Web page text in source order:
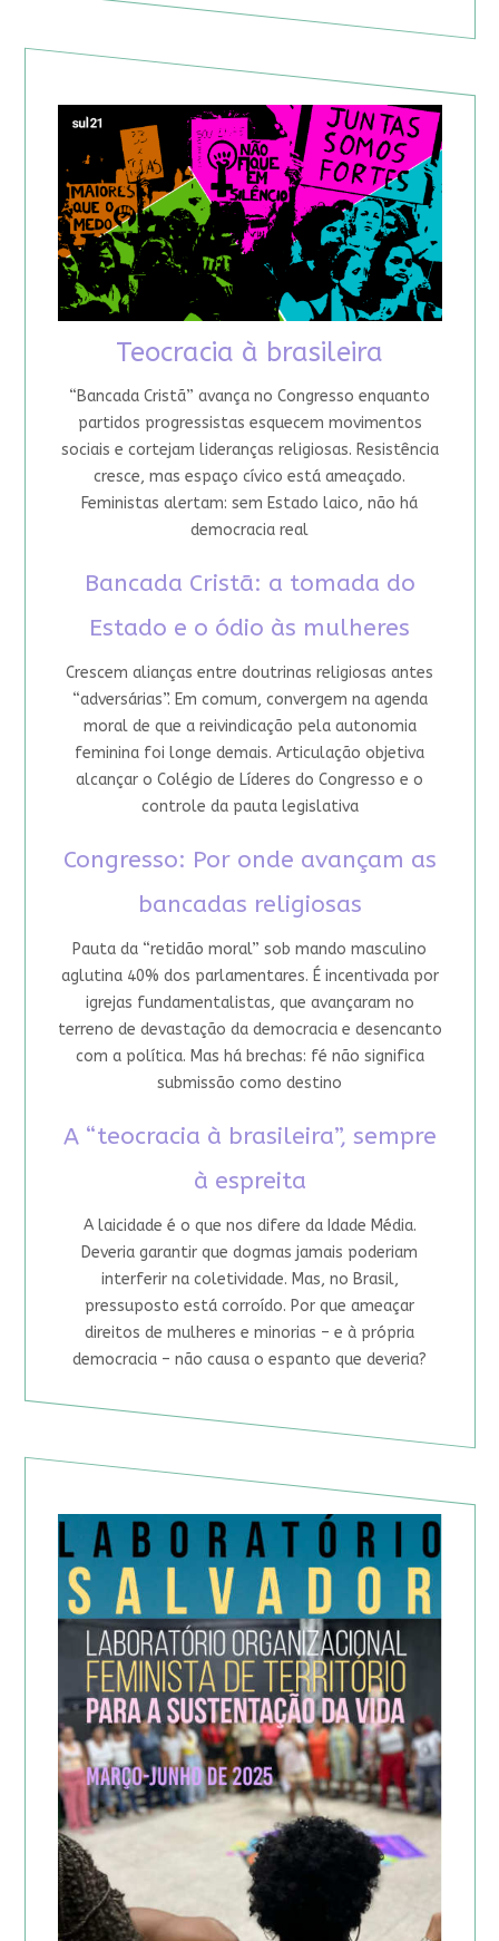
Teocracia à brasileira
“Bancada Cristã” avança no Congresso enquanto
partidos progressistas esquecem movimentos
sociais e cortejam lideranças religiosas. Resistência
cresce, mas espaço cívico está ameaçado.
Feministas alertam: sem Estado laico, não há
democracia real
Bancada Cristã: a tomada do
Estado e o ódio às mulheres
Crescem alianças entre doutrinas religiosas antes
“adversárias”. Em comum, convergem na agenda
moral de que a reivindicação pela autonomia
feminina foi longe demais. Articulação objetiva
alcançar o Colégio de Líderes do Congresso e o
controle da pauta legislativa
Congresso: Por onde avançam as
bancadas religiosas
Pauta da “retidão moral” sob mando masculino
aglutina 40% dos parlamentares. É incentivada por
igrejas fundamentalistas, que avançaram no
terreno de devastação da democracia e desencanto
com a política. Mas há brechas: fé não significa
submissão como destino
A “teocracia à brasileira”, sempre
à espreita
A laicidade é o que nos difere da Idade Média.
Deveria garantir que dogmas jamais poderiam
interferir na coletividade. Mas, no Brasil,
pressuposto está corroído. Por que ameaçar
direitos de mulheres e minorias – e à própria
democracia – não causa o espanto que deveria?